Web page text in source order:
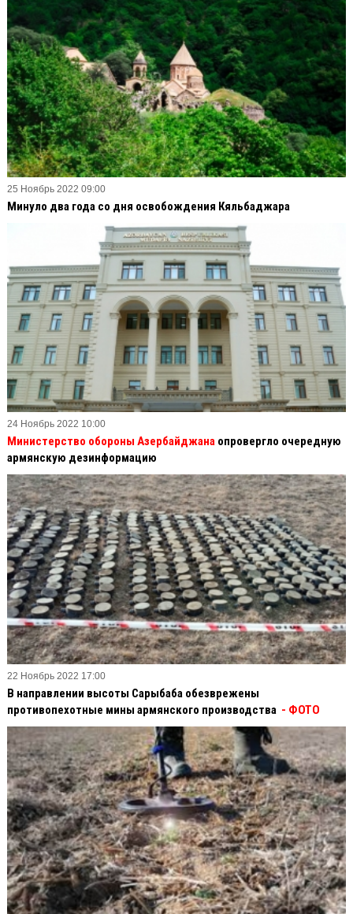
25 Ноябрь 2022 09:00
Минуло два года со дня освобождения Кяльбаджара
24 Ноябрь 2022 10:00
Министерство обороны Азербайджана опровергло очередную
армянскую дезинформацию
22 Ноябрь 2022 17:00
В направлении высоты Сарыбаба обезврежены
противопехотные мины армянского производства - ФОТО